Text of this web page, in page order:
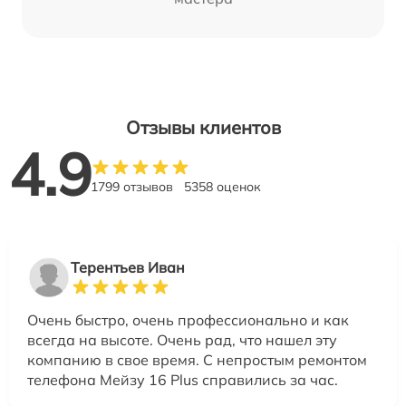
Отзывы клиентов
4.91799 отзывов 5358 оценок
Терентьев Иван
Очень быстро, очень профессионально и как
всегда на высоте. Очень рад, что нашел эту
компанию в свое время. С непростым ремонтом
телефона Мейзу 16 Plus справились за час.